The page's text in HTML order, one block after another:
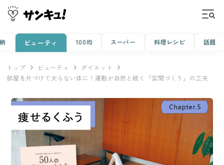
ビューティ 100均 スーパー 料理レシピ 話題
トップ ビューティ
ダイエット
部屋を片づけて太らない体に！運動が自然と続く「空間づくり」の工夫